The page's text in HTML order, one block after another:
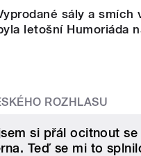
sály a smích
letošní Humoriáda
ROZHLASU
si přál ocitnout se
Teď se mi to